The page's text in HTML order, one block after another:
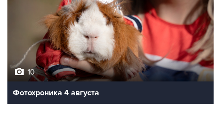
10
Фотохроника 4 августа